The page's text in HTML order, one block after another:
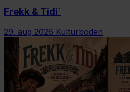
Frekk & Tidi´
29. aug 2026 Kulturboden